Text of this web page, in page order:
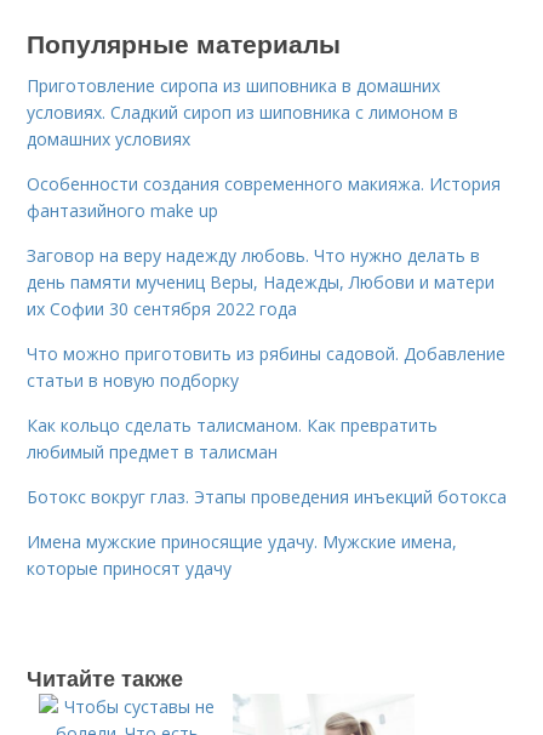
Популярные материалы
Приготовление сиропа из шиповника в домашних
условиях. Сладкий сироп из шиповника с лимоном в
домашних условиях
Особенности создания современного макияжа. История
фантазийного make up
Заговор на веру надежду любовь. Что нужно делать в
день памяти мучениц Веры, Надежды, Любови и матери
их Софии 30 сентября 2022 года
Что можно приготовить из рябины садовой. Добавление
статьи в новую подборку
Как кольцо сделать талисманом. Как превратить
любимый предмет в талисман
Ботокс вокруг глаз. Этапы проведения инъекций ботокса
Имена мужские приносящие удачу. Мужские имена,
которые приносят удачу
Читайте также